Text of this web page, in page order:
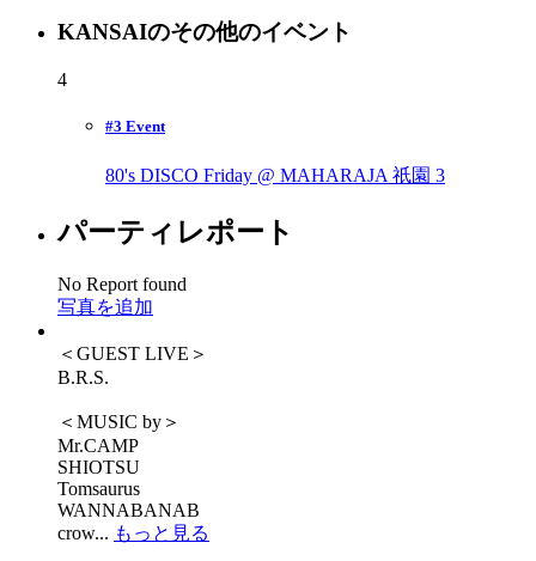
KANSAIのその他のイベント
4
#3 Event
80's DISCO Friday @ MAHARAJA 祇園 3
パーティレポート
No Report found
写真を追加
＜GUEST LIVE＞
B.R.S.
＜MUSIC by＞
Mr.CAMP
SHIOTSU
Tomsaurus
WANNABANAB
crow... もっと見る